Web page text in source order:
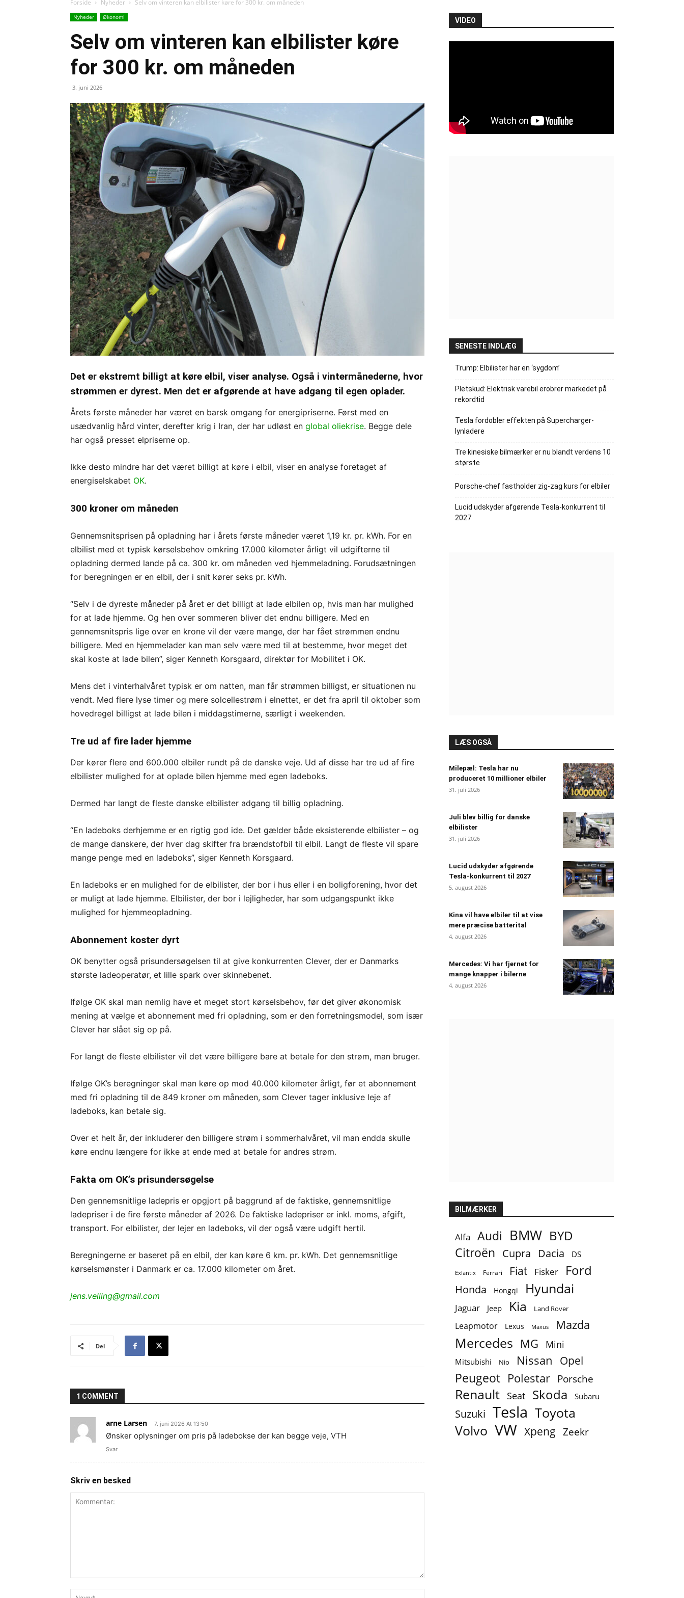
Forside Nyheder Selv om vinteren kan elbilister køre for 300 kr. om måneden
Nyheder Økonomi
Selv om vinteren kan elbilister køre
for 300 kr. om måneden
3. juni 2026
Det er ekstremt billigt at køre elbil, viser analyse. Også i vintermånederne, hvor
strømmen er dyrest. Men det er afgørende at have adgang til egen oplader.
Årets første måneder har været en barsk omgang for energipriserne. Først med en
usædvanlig hård vinter, derefter krig i Iran, der har udløst en global oliekrise. Begge dele
har også presset elpriserne op.
Ikke desto mindre har det været billigt at køre i elbil, viser en analyse foretaget af
energiselskabet OK.
300 kroner om måneden
Gennemsnitsprisen på opladning har i årets første måneder været 1,19 kr. pr. kWh. For en
elbilist med et typisk kørselsbehov omkring 17.000 kilometer årligt vil udgifterne til
opladning dermed lande på ca. 300 kr. om måneden ved hjemmeladning. Forudsætningen
for beregningen er en elbil, der i snit kører seks pr. kWh.
“Selv i de dyreste måneder på året er det billigt at lade elbilen op, hvis man har mulighed
for at lade hjemme. Og hen over sommeren bliver det endnu billigere. Med en
gennemsnitspris lige over en krone vil der være mange, der har fået strømmen endnu
billigere. Med en hjemmelader kan man selv være med til at bestemme, hvor meget det
skal koste at lade bilen”, siger Kenneth Korsgaard, direktør for Mobilitet i OK.
Mens det i vinterhalvåret typisk er om natten, man får strømmen billigst, er situationen nu
vendt. Med flere lyse timer og mere solcellestrøm i elnettet, er det fra april til oktober som
hovedregel billigst at lade bilen i middagstimerne, særligt i weekenden.
Tre ud af fire lader hjemme
Der kører flere end 600.000 elbiler rundt på de danske veje. Ud af disse har tre ud af fire
elbilister mulighed for at oplade bilen hjemme med egen ladeboks.
Dermed har langt de fleste danske elbilister adgang til billig opladning.
“En ladeboks derhjemme er en rigtig god ide. Det gælder både eksisterende elbilister – og
de mange danskere, der hver dag skifter fra brændstofbil til elbil. Langt de fleste vil spare
mange penge med en ladeboks”, siger Kenneth Korsgaard.
En ladeboks er en mulighed for de elbilister, der bor i hus eller i en boligforening, hvor det
er muligt at lade hjemme. Elbilister, der bor i lejligheder, har som udgangspunkt ikke
mulighed for hjemmeopladning.
Abonnement koster dyrt
OK benytter også prisundersøgelsen til at give konkurrenten Clever, der er Danmarks
største ladeoperatør, et lille spark over skinnebenet.
Ifølge OK skal man nemlig have et meget stort kørselsbehov, før det giver økonomisk
mening at vælge et abonnement med fri opladning, som er den forretningsmodel, som især
Clever har slået sig op på.
For langt de fleste elbilister vil det være billigere bare at betale for den strøm, man bruger.
Ifølge OK’s beregninger skal man køre op mod 40.000 kilometer årligt, før et abonnement
med fri opladning til de 849 kroner om måneden, som Clever tager inklusive leje af
ladeboks, kan betale sig.
Over et helt år, der inkluderer den billigere strøm i sommerhalvåret, vil man endda skulle
køre endnu længere for ikke at ende med at betale for andres strøm.
Fakta om OK’s prisundersøgelse
Den gennemsnitlige ladepris er opgjort på baggrund af de faktiske, gennemsnitlige
ladepriser i de fire første måneder af 2026. De faktiske ladepriser er inkl. moms, afgift,
transport. For elbilister, der lejer en ladeboks, vil der også være udgift hertil.
Beregningerne er baseret på en elbil, der kan køre 6 km. pr. kWh. Det gennemsnitlige
kørselsmønster i Danmark er ca. 17.000 kilometer om året.
jens.velling@gmail.com
Del
1 COMMENT
arne Larsen 7. juni 2026 At 13:50
Ønsker oplysninger om pris på ladebokse der kan begge veje, VTH
Svar
Skriv en besked
VIDEO
SENESTE INDLÆG
Trump: Elbilister har en ‘sygdom’
Pletskud: Elektrisk varebil erobrer markedet på
rekordtid
Tesla fordobler effekten på Supercharger-
lynladere
Tre kinesiske bilmærker er nu blandt verdens 10
største
Porsche-chef fastholder zig-zag kurs for elbiler
Lucid udskyder afgørende Tesla-konkurrent til
2027
LÆS OGSÅ
Milepæl: Tesla har nu
produceret 10 millioner elbiler
31. juli 2026
Juli blev billig for danske
elbilister
31. juli 2026
Lucid udskyder afgørende
Tesla-konkurrent til 2027
5. august 2026
Kina vil have elbiler til at vise
mere præcise batterital
4. august 2026
Mercedes: Vi har fjernet for
mange knapper i bilerne
4. august 2026
BILMÆRKER
Alfa Audi BMW BYD
Citroën Cupra Dacia DS
Exlantix Ferrari Fiat Fisker Ford
Honda Hongqi Hyundai
Jaguar Jeep Kia Land Rover
Leapmotor Lexus Maxus Mazda
Mercedes MG Mini
Mitsubishi Nio Nissan Opel
Peugeot Polestar Porsche
Renault Seat Skoda Subaru
Suzuki Tesla Toyota
Volvo VW Xpeng Zeekr